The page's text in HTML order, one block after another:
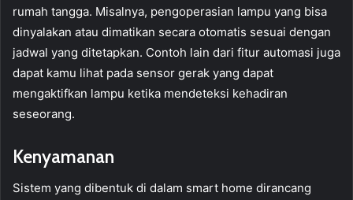
rumah tangga. Misalnya, pengoperasian lampu yang bisa
dinyalakan atau dimatikan secara otomatis sesuai dengan
jadwal yang ditetapkan. Contoh lain dari fitur automasi juga
dapat kamu lihat pada sensor gerak yang dapat
mengaktifkan lampu ketika mendeteksi kehadiran
seseorang.
Kenyamanan
Sistem yang dibentuk di dalam smart home dirancang